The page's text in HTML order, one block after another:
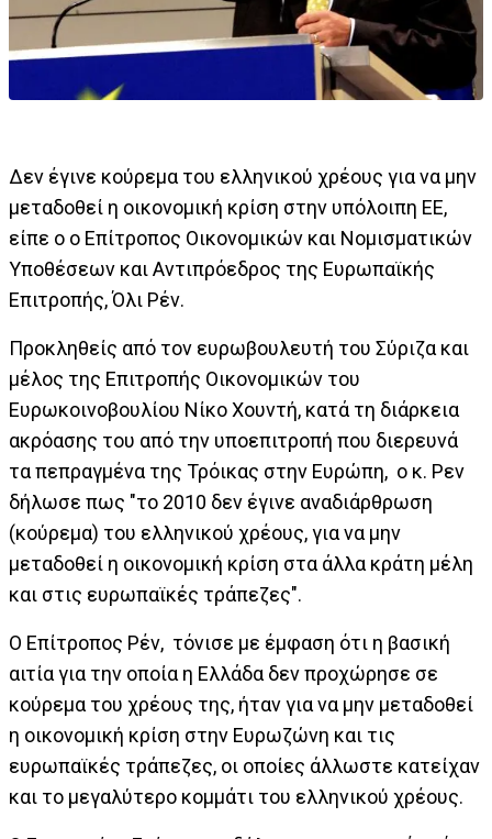
Δεν έγινε κούρεμα του ελληνικού χρέους για να μην
μεταδοθεί η οικονομική κρίση στην υπόλοιπη ΕΕ,
είπε ο ο Επίτροπος Οικονομικών και Νομισματικών
Υποθέσεων και Αντιπρόεδρος της Ευρωπαϊκής
Επιτροπής, Όλι Ρέν.
Προκληθείς από τον ευρωβουλευτή του Σύριζα και
μέλος της Επιτροπής Οικονομικών του
Ευρωκοινοβουλίου Νίκο Χουντή, κατά τη διάρκεια
ακρόασης του από την υποεπιτροπή που διερευνά
τα πεπραγμένα της Τρόικας στην Ευρώπη, ο κ. Ρεν
δήλωσε πως "το 2010 δεν έγινε αναδιάρθρωση
(κούρεμα) του ελληνικού χρέους, για να μην
μεταδοθεί η οικονομική κρίση στα άλλα κράτη μέλη
και στις ευρωπαϊκές τράπεζες".
Ο Επίτροπος Ρέν, τόνισε με έμφαση ότι η βασική
αιτία για την οποία η Ελλάδα δεν προχώρησε σε
κούρεμα του χρέους της, ήταν για να μην μεταδοθεί
η οικονομική κρίση στην Ευρωζώνη και τις
ευρωπαϊκές τράπεζες, οι οποίες άλλωστε κατείχαν
και το μεγαλύτερο κομμάτι του ελληνικού χρέους.